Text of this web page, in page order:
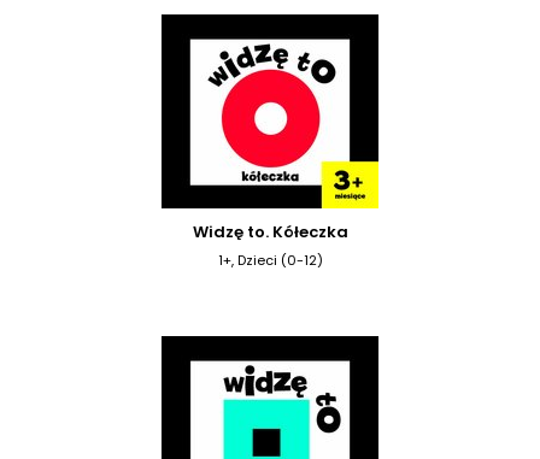
Widzę to. Kółeczka
1+, Dzieci (0-12)